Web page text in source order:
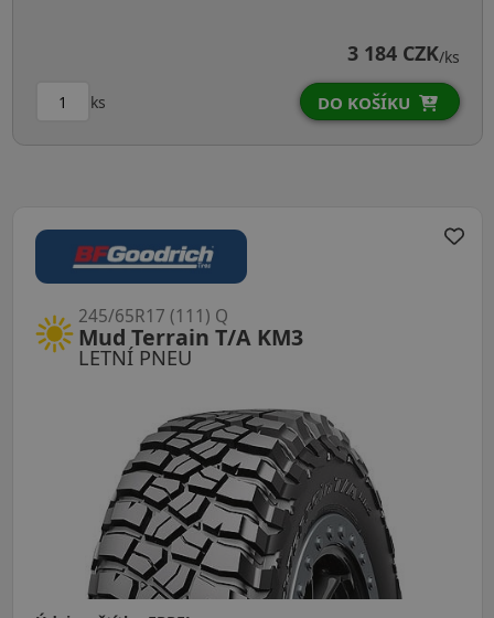
3 184 CZK/ks
ks DO KOŠÍKU
LETNÍ PNEU
Mud Terrain T/A KM3
245/65R17 (111) Q